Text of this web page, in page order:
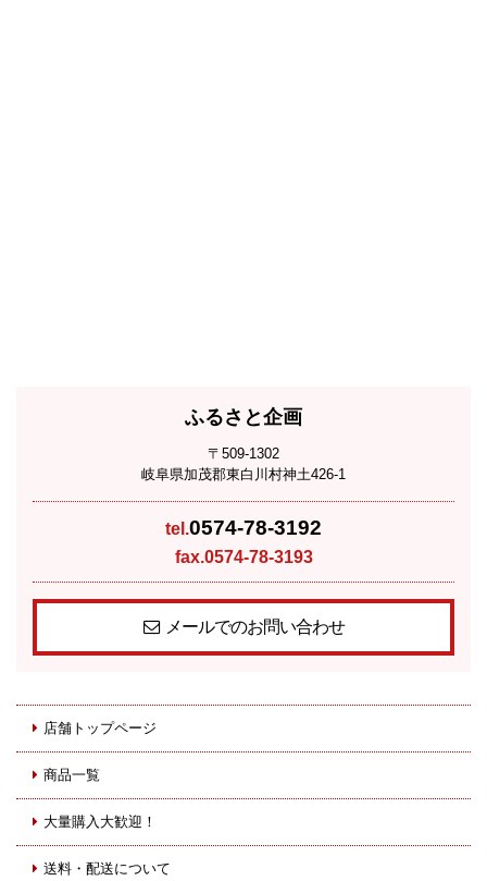
ふるさと企画
〒509-1302
岐阜県加茂郡東白川村神土426-1
tel.0574-78-3192
fax.0574-78-3193
メールでのお問い合わせ
店舗トップページ
商品一覧
大量購入大歓迎！
送料・配送について